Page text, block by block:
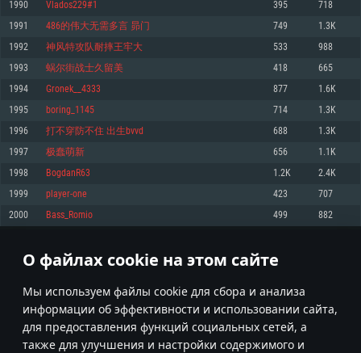
О файлах cookie на этом сайте
Мы используем файлы cookie для сбора и анализа
информации об эффективности и использовании сайта,
для предоставления функций социальных сетей, а
также для улучшения и настройки содержимого и
NVIDIA GeForce GTX 660. Минимальное поддерживаемое разрешение –
Место на жестком диске: 23.1 Гб
Рекомендуемые
ОС: Windows 10/11 (64bit)
Процессор: Intel Core i5 или Ryzen 5 3600 и выше
Оперативная память: 16 ГБ
Видеокарта с поддержкой DirectX 11 и выше: Nvidia GeForce 1060 и
выше, Radeon RX 570 и выше
Место на жестком диске: 75.9 Гб
AMD/Nvidia для Mac (минимальное поддерживаемое разрешение –
720p) с поддержкой Metal
Рекомендуемые
Операционная система: Mac OS Big Sur 11.0
Процессор: Intel Core i7 (Intel Xeon не поддерживается)
Место на жестком диске: 75.9 Гб
драйверами (не старее 6 месяцев) / соответствующая серия AMD
Radeon со свежими проприетарными драйверами (не старее 6
месяцев, минимальное поддерживаемое разрешение - 720p) с
поддержкой Vulkan
Место на жестком диске: 23.1 Гб
Рекомендуемые
Видеокарта: NVIDIA GeForce 1060 со свежими проприетарными
проприетарными драйверами (не старее 6 месяцев) с поддержкой
Vulkan
Место на жестком диске: 75.9 Гб
1990 Vlados229#1 395 718
1991 486的伟大无需多言 昴门 749 1.3K
1992 神风特攻队耐摔王牢大 533 988
1993 蜗尔街战士久留美 418 665
1994 Gronek__4333 877 1.6K
1995 boring_1145 714 1.3K
1996 打不穿防不住 出生bvvd 688 1.3K
1997 极蠢萌新 656 1.1K
1998 BogdanR63 1.2K 2.4K
1999 player-one 423 707
2000 Bass_Romio 499 882
* Таблица рекордов обновляется раз в день
99 100 101 200